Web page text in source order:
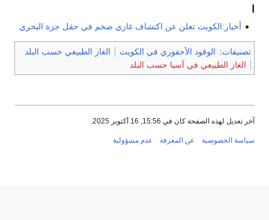
أخبار:الكويت تعلن عن اكتشاف غازي ضخم في حقل جزة البحري
تصنيفات: الوقود الأحفوري في الكويت
الغاز الطبيعي حسب البلد
الغاز الطبيعي في آسيا حسب البلد
آخر تعديل لهذه الصفحة كان في 15:56, 16 أكتوبر 2025.
سياسة الخصوصية عن المعرفة عدم مسؤولية